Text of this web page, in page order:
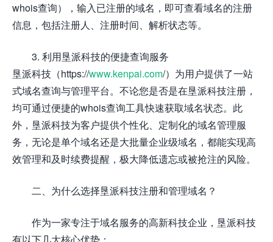
whois查询），输入已注册的域名，即可查看域名的注册
信息，包括注册人、注册时间、解析状态等。
3. 利用垦派科技的便捷查询服务
垦派科技（https://www.kenpai.com/）为用户提供了一站
式域名查询与管理平台。不论您是否是在垦派科技注册，
均可通过便捷的whois查询工具快速获取域名状态。此
外，垦派科技为客户提供个性化、定制化的域名管理服
务，无论是单个域名还是大批量企业级域名，都能实现高
效管理和及时续费提醒，极大降低遗忘或被抢注的风险。
二、为什么选择垦派科技注册和管理域名？
作为一家专注于域名服务的高新科技企业，垦派科技